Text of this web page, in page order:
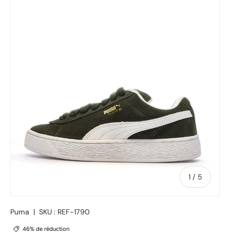
1 / de
5
Puma | SKU : REF-1790
46% de réduction